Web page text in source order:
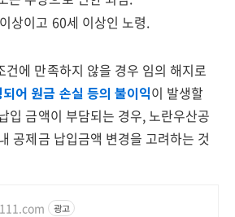
상이고 60세 이상인 노령.
건에 만족하지 않을 경우 임의 해지로
어 원금 손실 등의 불이익이 발생할
입 금액이 부담되는 경우, 노란우산공
공제금 납입금액 변경을 고려하는 것
광고